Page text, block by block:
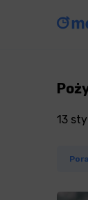
13